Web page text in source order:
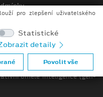
údajů
zákazníků
je využíváno kombinace
generovaných snímků (CGI)
umělé inteligence (gen-
pro zlepšení uživatelského
Statistické
detaily
Povolit vše